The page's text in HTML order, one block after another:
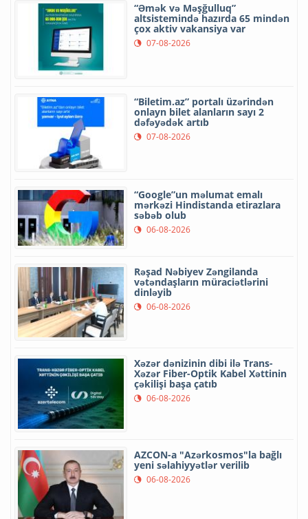
“Əmək və Məşğulluq”
altsistemində hazırda 65 mindən
çox aktiv vakansiya var
07-08-2026
“Biletim.az” portalı üzərindən
onlayn bilet alanların sayı 2
dəfəyədək artıb
07-08-2026
“Google”un məlumat emalı
mərkəzi Hindistanda etirazlara
səbəb olub
06-08-2026
Rəşad Nəbiyev Zəngilanda
vətəndaşların müraciətlərini
dinləyib
06-08-2026
Xəzər dənizinin dibi ilə Trans-
Xəzər Fiber-Optik Kabel Xəttinin
çəkilişi başa çatıb
06-08-2026
AZCON-a "Azərkosmos"la bağlı
yeni səlahiyyətlər verilib
06-08-2026